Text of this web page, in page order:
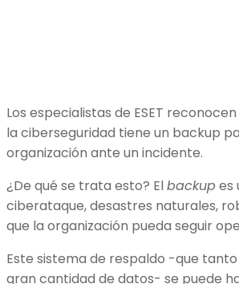
Los especialistas de ESET
la ciberseguridad tiene un backup
organización ante un incidente.
¿De qué se trata esto? Elbackupes
ciberataque, desastres naturales,
que la organización pueda seguir
Este sistema de respaldo -que
gran cantidad de datos- se puede